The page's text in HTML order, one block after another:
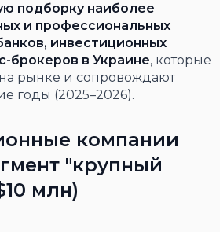
подборку наиболее
и профессиональных
инвестиционных
брокеров в Украине, которые
рынке и сопровождают
годы (2025–2026).
компании
"крупный
млн)